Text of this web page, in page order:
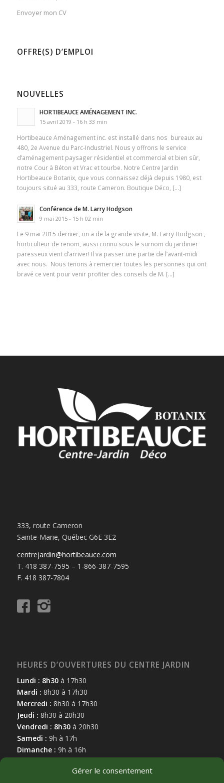
Gérer le consentement
Envoyer mon CV
OFFRE(S) D’EMPLOI
NOUVELLES
HORTIBEAUCE AMÉNAGEMENT INC.
15 avril 2019 - 16 h 33 min
Hortibeauce Aménagement inc. est installé dans nos bureaux au
480, 2e Avenue du Parc-Industriel. Nous y offrons le service
d’aménagement paysager résidentiel et commercial et bien sûr,
notre Cour à Béton et Vrac et tourbe. Notre Centre Jardin
Hortibeauce Botanix, que vous connaissez déjà depuis 1980, est
toujours situé au 333, route Cameron. Boutique Déco, […]
Conférence de M. Larry Hodgson
9 mai 2015 - 15 h 02 min
Le 9 mai 2015 dernier, on a de la grande visite, M. Larry Hodgson ,
horticulteur de renom, aussi connu sous le surnom du jardinier
paresseux vient d’arriver! Il va passer une partie de l’avant-midi
avec nous. Nous tenons à remercier toutes les personnes qui ont
bravé ce vent pour venir profiter des conseils de M. […]
333, route Cameron
Sainte-Marie, Québec G6E 3E2
centrejardin@hortibeauce.com
T. 418 387-7595 – 1-866-387-7595
F. 418 387-7804
HEURES D’OUVERTURES DU CENTRE JARDIN
Lundi : 8h30à 17h30
Mardi : 8h30 à 17h30
Mercredi : 8h30 à 17h30
Jeudi : 8h30 à 20h30
Vendredi : 8h30à 20h30
Samedi : 9h à 17h
Dimanche : 9h à 16h